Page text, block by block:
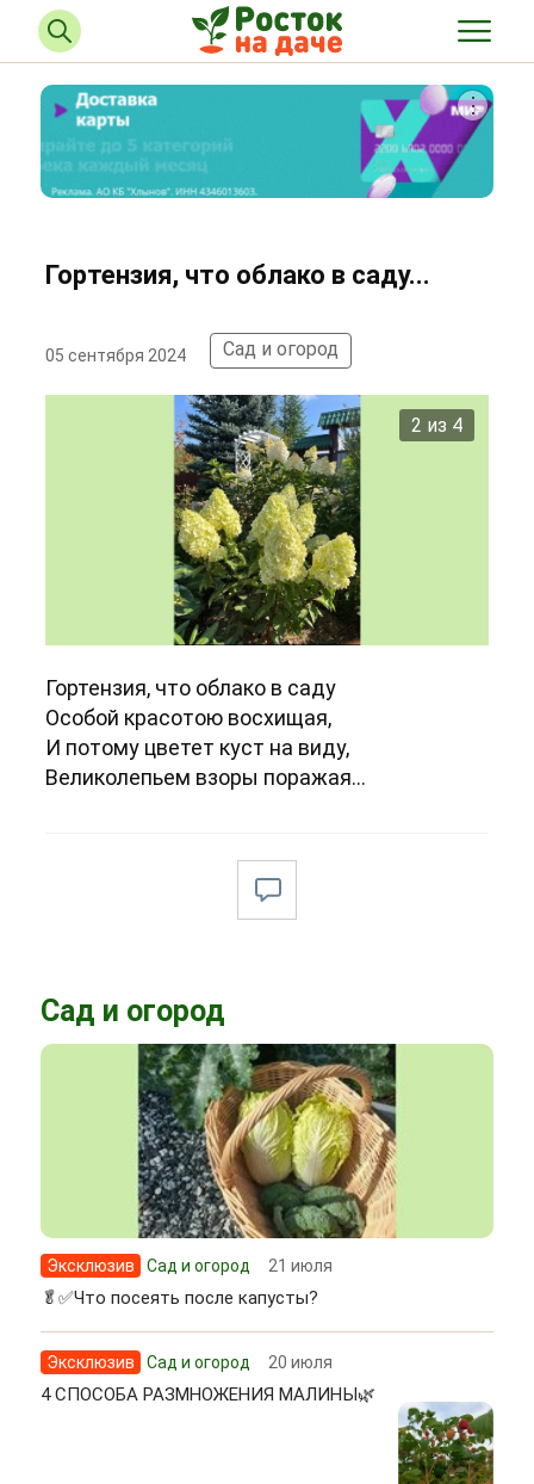
Гортензия, что облако в саду...
05 сентября 2024 Сад и огород
2 из 4
Гортензия, что облако в саду
Особой красотою восхищая,
И потому цветет куст на виду,
Великолепьем взоры поражая...
Сад и огород
Эксклюзив Сад и огород 21 июля
🥬✅Что посеять после капусты?
Эксклюзив Сад и огород 20 июля
4 СПОСОБА РАЗМНОЖЕНИЯ МАЛИНЫ🌿